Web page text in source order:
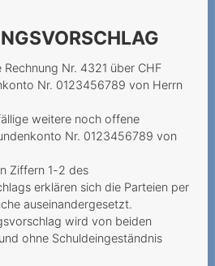
Rechnung Nr. 4321 über CHF
Nr. 0123456789 von Herrn
weitere noch offene
Nr. 0123456789 von
Ziffern 1-2 des
erklären sich die Parteien per
auseinandergesetzt.
wird von beiden
ohne Schuldeingeständnis
von
à une
de